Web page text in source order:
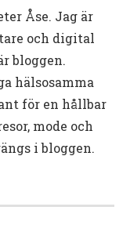
Åse. Jag är
och digital
bloggen.
hälsosamma
för en hållbar
mode och
i bloggen.